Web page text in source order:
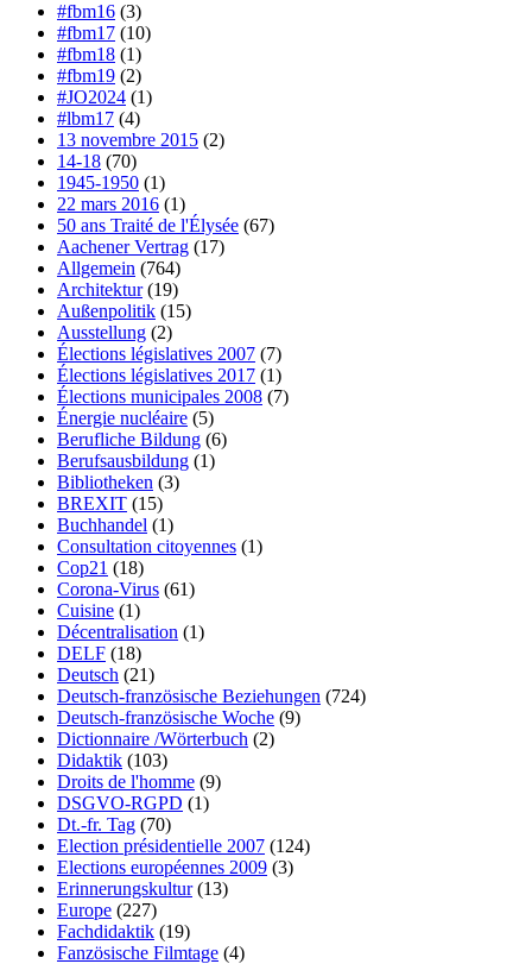
#fbm16 (3)
#fbm17 (10)
#fbm18 (1)
#fbm19 (2)
#JO2024 (1)
#lbm17 (4)
13 novembre 2015 (2)
14-18 (70)
1945-1950 (1)
22 mars 2016 (1)
50 ans Traité de l'Élysée (67)
Aachener Vertrag (17)
Allgemein (764)
Architektur(19)
Außenpolitik (15)
Ausstellung (2)
Élections législatives 2007 (7)
Élections législatives 2017 (1)
Élections municipales 2008 (7)
Énergie nucléaire (5)
Berufliche Bildung (6)
Berufsausbildung (1)
Bibliotheken (3)
BREXIT (15)
Buchhandel (1)
Consultation citoyennes (1)
Cop21 (18)
Corona-Virus (61)
Cuisine (1)
Décentralisation (1)
DELF (18)
Deutsch (21)
Deutsch-französische Beziehungen (724)
Deutsch-französische Woche (9)
Dictionnaire /Wörterbuch (2)
Didaktik (103)
Droits de l'homme (9)
DSGVO-RGPD (1)
Dt.-fr. Tag (70)
Election présidentielle 2007 (124)
Elections européennes 2009 (3)
Erinnerungskultur(13)
Europe (227)
Fachdidaktik (19)
Fanzösische Filmtage (4)